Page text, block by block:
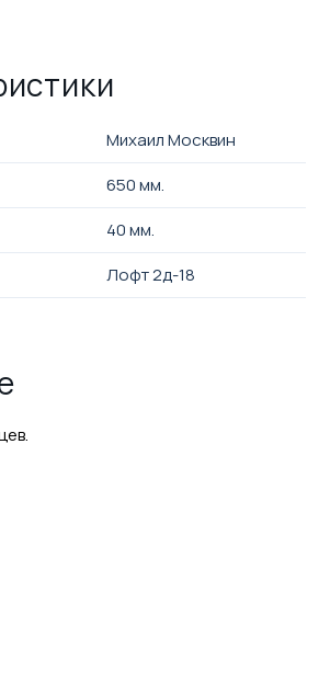
Михаил Москвин
650 мм.
40 мм.
Лофт 2д-18